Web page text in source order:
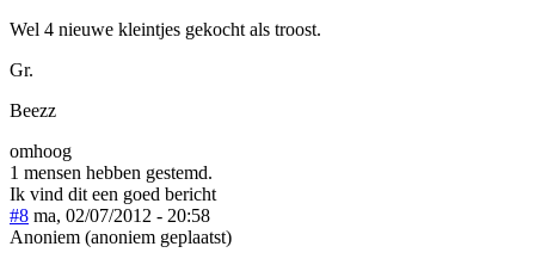
Wel 4 nieuwe kleintjes gekocht als troost.
Gr.
Beezz
omhoog
1 mensen hebben gestemd.
Ik vind dit een goed bericht
#8 ma, 02/07/2012 - 20:58
Anoniem (anoniem geplaatst)